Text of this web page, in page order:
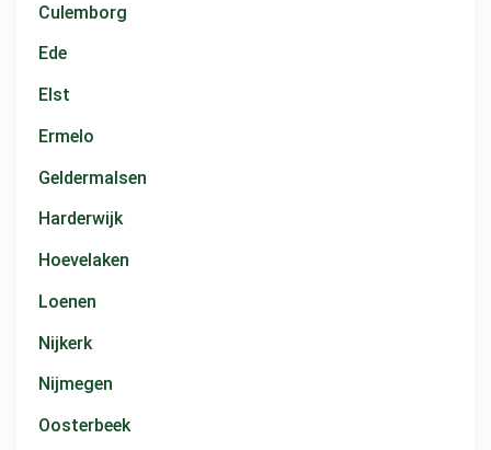
Culemborg
Ede
Elst
Ermelo
Geldermalsen
Harderwijk
Hoevelaken
Loenen
Nijkerk
Nijmegen
Oosterbeek